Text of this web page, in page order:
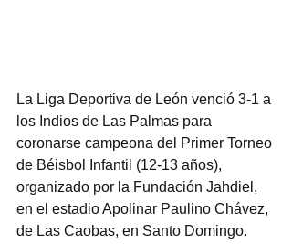
La Liga Deportiva de León venció 3-1 a
los Indios de Las Palmas para
coronarse campeona del Primer Torneo
de Béisbol Infantil (12-13 años),
organizado por la Fundación Jahdiel,
en el estadio Apolinar Paulino Chávez,
de Las Caobas, en Santo Domingo.